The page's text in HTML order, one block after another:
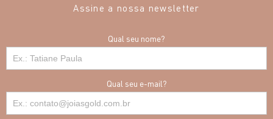
Assine a nossa newsletter
Qual seu nome?
Qual seu e-mail?